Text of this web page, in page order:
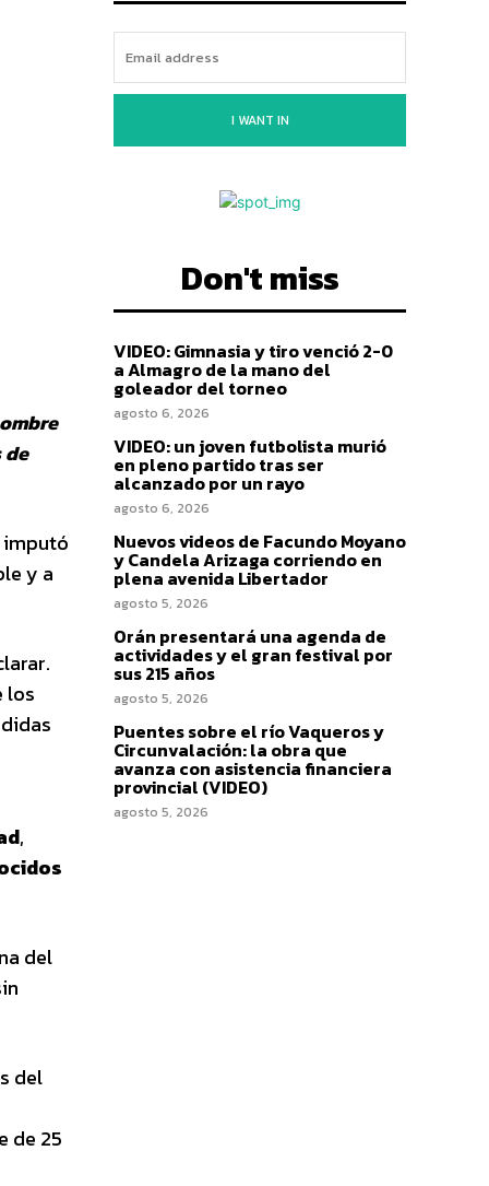
de
imputó
y a
los
,
del
del
de 25
I WANT IN
Don't miss
VIDEO: Gimnasia y tiro venció 2-0
a Almagro de la mano del
goleador del torneo
agosto 6, 2026
VIDEO: un joven futbolista murió
en pleno partido tras ser
alcanzado por un rayo
agosto 6, 2026
Nuevos videos de Facundo Moyano
y Candela Arizaga corriendo en
plena avenida Libertador
agosto 5, 2026
Orán presentará una agenda de
actividades y el gran festival por
sus 215 años
agosto 5, 2026
Puentes sobre el río Vaqueros y
Circunvalación: la obra que
avanza con asistencia financiera
provincial (VIDEO)
agosto 5, 2026